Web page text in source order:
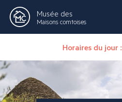
Musée des
Maisons comtoises
Horaires du jour :